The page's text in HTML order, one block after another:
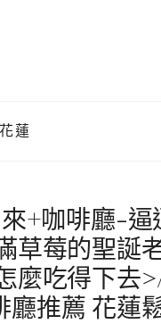
蓮
+咖啡廳-逼
草莓的聖誕
麼吃得下去
廳推薦 花蓮